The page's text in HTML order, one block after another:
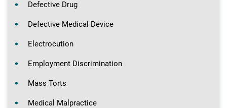
Defective Drug
Defective Medical Device
Electrocution
Employment Discrimination
Mass Torts
Medical Malpractice